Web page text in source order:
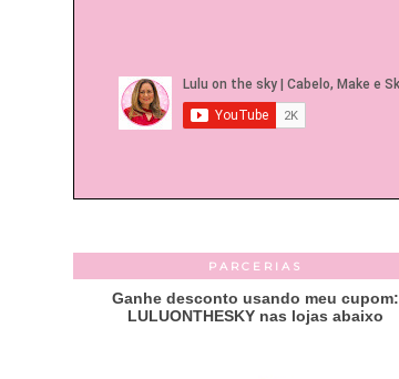
PARCERIAS
Ganhe desconto usando meu cupom:
LULUONTHESKY nas lojas abaixo